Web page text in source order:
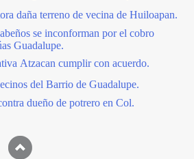
daña terreno de vecina de Huiloapan.
se inconforman por el cobro
Guadalupe.
Atzacan cumplir con acuerdo.
del Barrio de Guadalupe.
dueño de potrero en Col.